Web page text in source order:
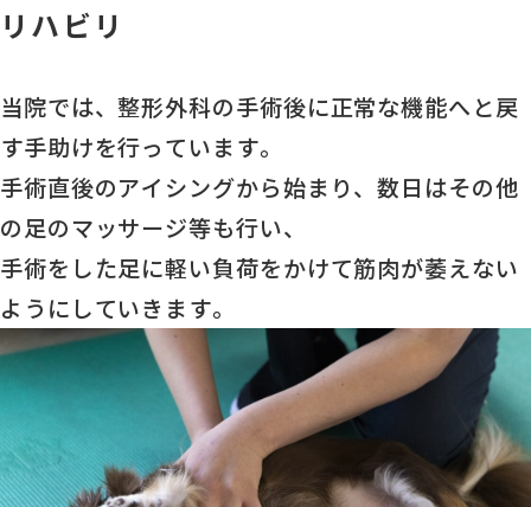
リハビリ
当院では、整形外科の手術後に正常な機能へと戻
す手助けを行っています。
手術直後のアイシングから始まり、数日はその他
の足のマッサージ等も行い、
手術をした足に軽い負荷をかけて筋肉が萎えない
ようにしていきます。